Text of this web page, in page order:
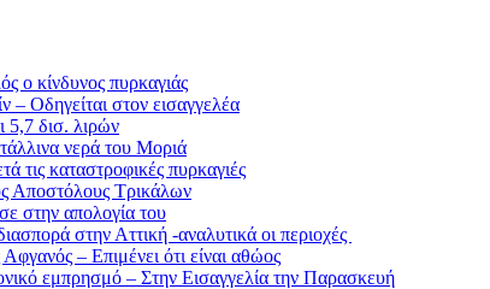
ο κίνδυνος πυρκαγιάς
– Οδηγείται στον εισαγγελέα
5,7 δισ. λιρών
νερά του Μοριά
τις καταστροφικές πυρκαγιές
Αποστόλους Τρικάλων
στην απολογία του
στην Αττική -αναλυτικά οι περιοχές
– Επιμένει ότι είναι αθώος
εμπρησμό – Στην Εισαγγελία την Παρασκευή